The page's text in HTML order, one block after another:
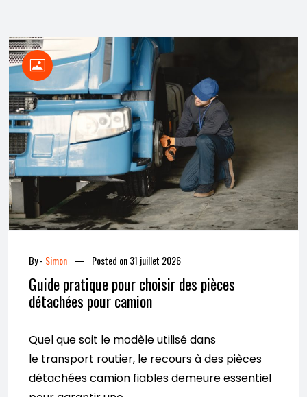
By - Simon Posted on31 juillet 2026
Guide pratique pour choisir des pièces
détachées pour camion
Quel que soit le modèle utilisé dans
le transport routier, le recours à des pièces
détachées camion fiables demeure essentiel